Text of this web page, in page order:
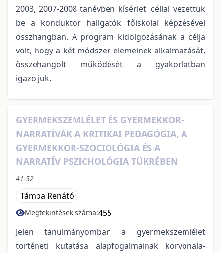
2003, 2007-2008 tanévben kísérleti céllal vezettük
be a konduktor hallgatók főiskolai képzésével
összhangban. A program kidolgozásának a célja
volt, hogy a két módszer elemeinek alkalmazását,
összehangolt működését a gyakorlatban
igazoljuk.
GYERMEKSZEMLÉLET ÉS GYERMEKKOR-
NARRATÍVÁK A KRITIKAI PEDAGÓGIA, A
GYERMEKKOR-SZOCIOLÓGIA ÉS A
NARRATÍV PSZICHOLÓGIA TÜKRÉBEN
41-52
Támba Renátó
Megtekintések száma:455
Jelen tanulmányomban a gyermekszemlélet
történeti kutatása alapfogalmainak körvonala-